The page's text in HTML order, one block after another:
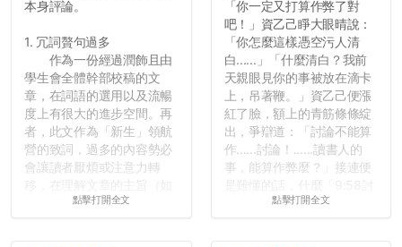
本身評論。
1. 冗詞贅句過多
作為一份經過潤飾且由
學生會全體幹部校稿的文
章，在詞語的選用以及流暢
度上有很大的進步空間。再
者，此文作為「新生」領航
營的致詞，過多的內容勢必
會讓讀者厭煩或注意力轉
果有的話）前就失去興趣。
點擊打開全文
「你一定又打算作弊了對
吧！」資乙己睜大眼晴說：
「你怎麼這樣憑空污人清
白......」「什麼清白？我前
天親眼見你的事被放在滴卡
上，吊著鞭。」資乙己便漲
紅了臉，額上的青筋條條綻
出，爭辯道：「討論不能算
作......討論！......讀書人的
事，能算作弊麼？」接連便
論考題難度」，什麼「名譽
點擊打開全文